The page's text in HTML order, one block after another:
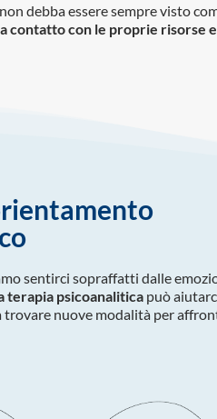
debba essere sempre visto
contatto con le proprie risorse
sentirci sopraffatti dalle
terapia psicoanalitica può
nuove modalità per